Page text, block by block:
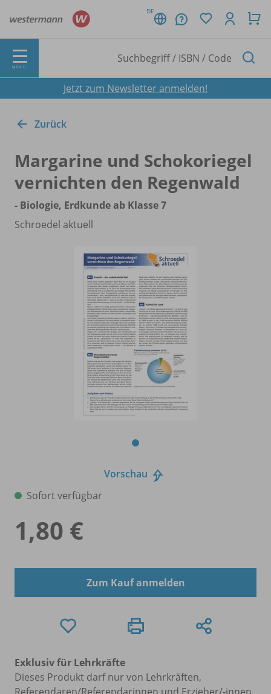
DE
MENÜ
Jetzt zum Newsletter anmelden!
Zurück
Margarine und Schokoriegel
vernichten den Regenwald
- Biologie, Erdkunde ab Klasse 7
Schroedel aktuell
Vorschau
Sofort verfügbar
1,80 €
Zum Kauf anmelden
Exklusiv für Lehrkräfte
Dieses Produkt darf nur von Lehrkräften,
Referendaren/Referendarinnen und Erzieher/-innen